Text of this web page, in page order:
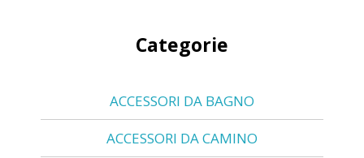
Categorie
ACCESSORI DA BAGNO
ACCESSORI DA CAMINO